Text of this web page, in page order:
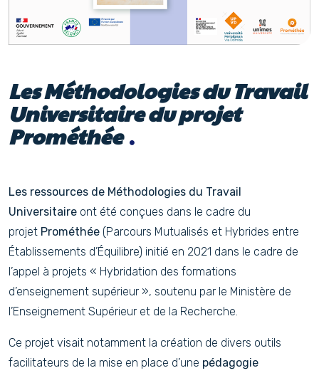
Les Méthodologies du Travail
Universitaire du projet
Prométhée
Les ressources de Méthodologies du Travail
Universitaire ont été conçues dans le cadre du
projet Prométhée (Parcours Mutualisés et Hybrides entre
Établissements d’Équilibre) initié en 2021 dans le cadre de
l’appel à projets « Hybridation des formations
d’enseignement supérieur », soutenu par le Ministère de
l’Enseignement Supérieur et de la Recherche.
Ce projet visait notamment la création de divers outils
facilitateurs de la mise en place d’une pédagogie